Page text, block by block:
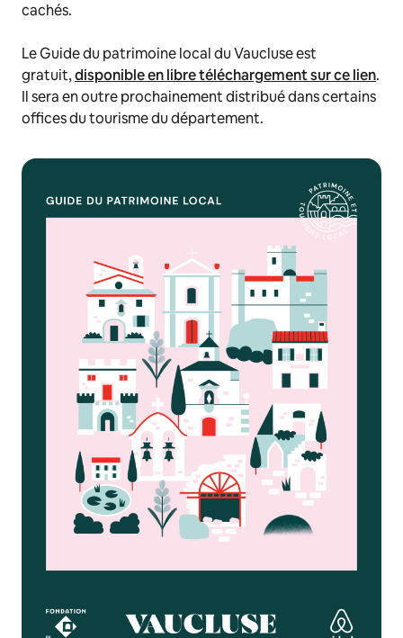
cachés.
Le Guide du patrimoine local du Vaucluseest
gratuit,disponible en libre téléchargement sur ce lien.
Il sera en outre prochainement distribué dans certains
offices du tourisme du département.